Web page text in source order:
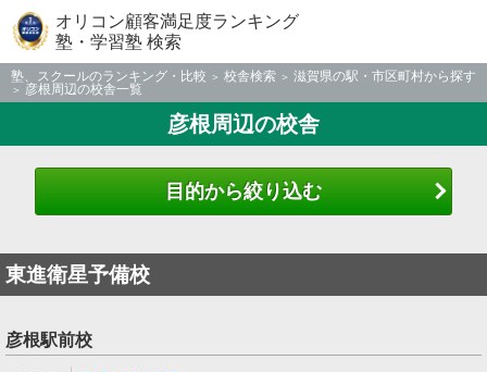
オリコン顧客満足度ランキング
塾・学習塾 検索
塾、スクールのランキング・比較 校舎検索
滋賀県の駅・市区町村から探す
彦根周辺の校舎一覧
彦根周辺の校舎
目的から絞り込む
東進衛星予備校
彦根駅前校